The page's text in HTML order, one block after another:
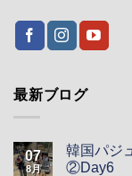
最新ブログ
07
8月
韓国パジ
②Day6